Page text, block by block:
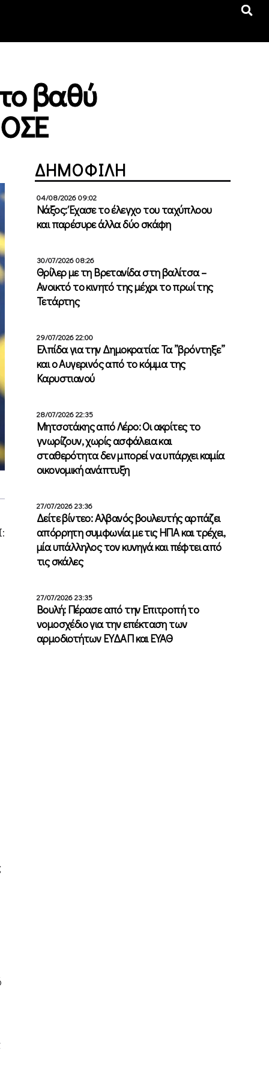
βαθύ
ΔΗΜΟΦΙΛΗ
04/08/2026 09:02
Νάξος: Έχασε το έλεγχο του ταχύπλοου
και παρέσυρε άλλα δύο σκάφη
30/07/2026 08:26
Θρίλερ με τη Βρετανίδα στη βαλίτσα –
Ανοικτό το κινητό της μέχρι το πρωί της
Τετάρτης
29/07/2026 22:00
Ελπίδα για την Δημοκρατία: Τα ”βρόντηξε”
και ο Αυγερινός από το κόμμα της
Καρυστιανού
28/07/2026 22:35
Μητσοτάκης από Λέρο: Οι ακρίτες το
γνωρίζουν, χωρίς ασφάλεια και
σταθερότητα δεν μπορεί να υπάρχει καμία
οικονομική ανάπτυξη
27/07/2026 23:36
Δείτε βίντεο: Αλβανός βουλευτής αρπάζει
απόρρητη συμφωνία με τις ΗΠΑ και τρέχει,
μία υπάλληλος τον κυνηγά και πέφτει από
τις σκάλες
27/07/2026 23:35
Βουλή: Πέρασε από την Επιτροπή το
νομοσχέδιο για την επέκταση των
αρμοδιοτήτων ΕΥΔΑΠ και ΕΥΑΘ